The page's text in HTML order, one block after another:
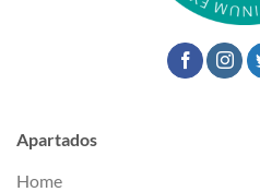
Apartados
Home